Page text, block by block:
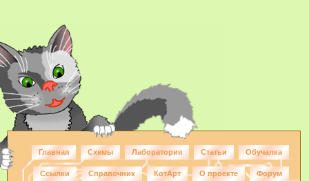
Главная Схемы Лаборатория Статьи Обучалка
Ссылки Справочник КотАрт О проекте Форум